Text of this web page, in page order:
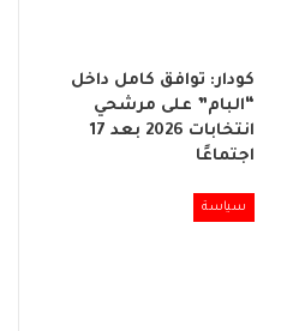
كودار: توافق كامل داخل
“البام” على مرشحي
انتخابات 2026 بعد 17
اجتماعًا
سياسة